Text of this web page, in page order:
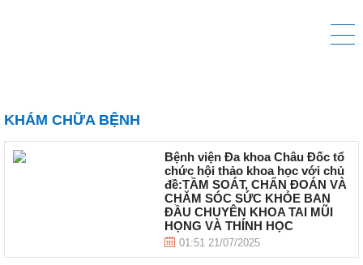
KHÁM CHỮA BỆNH
Bệnh viện Đa khoa Châu Đốc tổ
chức hội thảo khoa học với chủ
đề:TẦM SOÁT, CHẨN ĐOÁN VÀ
CHĂM SÓC SỨC KHỎE BAN
ĐẦU CHUYÊN KHOA TAI MŨI
HỌNG VÀ THÍNH HỌC
01:51 21/07/2025